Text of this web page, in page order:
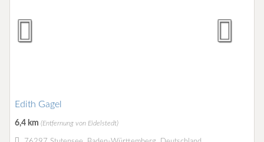
Edith Gagel
6,4 km (Entfernung von Eidelstedt)